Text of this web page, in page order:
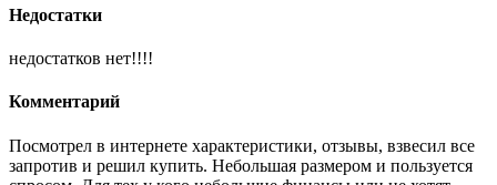
Недостатки
недостатков нет!!!!
Комментарий
Посмотрел в интернете характеристики, отзывы, взвесил все
запротив и решил купить. Небольшая размером и пользуется